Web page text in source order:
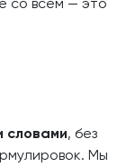
словами, без
Мы